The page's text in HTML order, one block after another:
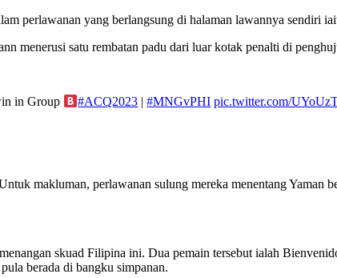
perlawanan yang berlangsung di halaman lawannya sendiri
menerusi satu rembatan padu dari luar kotak penalti di
in Group #ACQ2023 |#MNGvPHI pic.twitter.com/
makluman, perlawanan sulung mereka menentang Yaman
skuad Filipina ini. Dua pemain tersebut ialah
berada di bangku simpanan.